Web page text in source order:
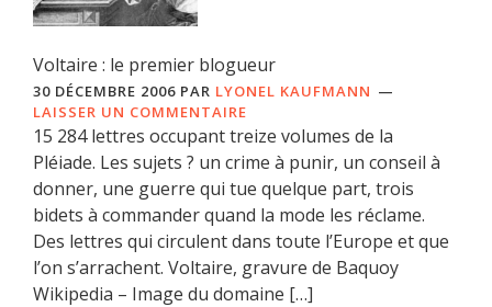
Voltaire : le premier blogueur
30 DÉCEMBRE 2006 PAR LYONEL KAUFMANN
LAISSER UN COMMENTAIRE
15 284 lettres occupant treize volumes de la
Pléiade. Les sujets ? un crime à punir, un conseil à
donner, une guerre qui tue quelque part, trois
bidets à commander quand la mode les réclame.
Des lettres qui circulent dans toute l’Europe et que
l’on s’arrachent. Voltaire, gravure de Baquoy
Wikipedia – Image du domaine […]